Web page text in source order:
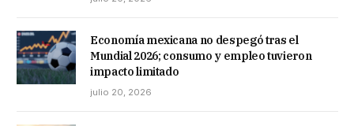
Economía mexicana no despegó tras el
Mundial 2026; consumo y empleo tuvieron
impacto limitado
julio 20, 2026